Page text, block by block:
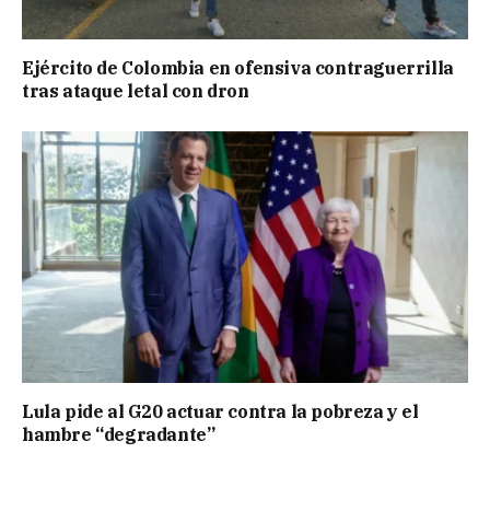
Ejército de Colombia en ofensiva contraguerrilla
tras ataque letal con dron
Lula pide al G20 actuar contra la pobreza y el
hambre “degradante”